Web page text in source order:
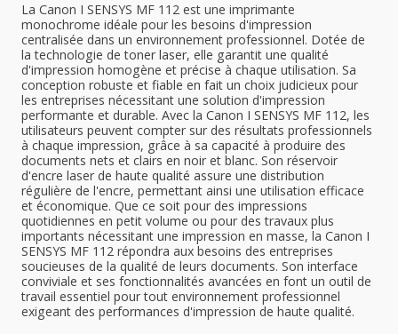
La Canon I SENSYS MF 112 est une imprimante
monochrome idéale pour les besoins d'impression
centralisée dans un environnement professionnel. Dotée de
la technologie de toner laser, elle garantit une qualité
d'impression homogène et précise à chaque utilisation. Sa
conception robuste et fiable en fait un choix judicieux pour
les entreprises nécessitant une solution d'impression
performante et durable. Avec la Canon I SENSYS MF 112, les
utilisateurs peuvent compter sur des résultats professionnels
à chaque impression, grâce à sa capacité à produire des
documents nets et clairs en noir et blanc. Son réservoir
d'encre laser de haute qualité assure une distribution
régulière de l'encre, permettant ainsi une utilisation efficace
et économique. Que ce soit pour des impressions
quotidiennes en petit volume ou pour des travaux plus
importants nécessitant une impression en masse, la Canon I
SENSYS MF 112 répondra aux besoins des entreprises
soucieuses de la qualité de leurs documents. Son interface
conviviale et ses fonctionnalités avancées en font un outil de
travail essentiel pour tout environnement professionnel
exigeant des performances d'impression de haute qualité.